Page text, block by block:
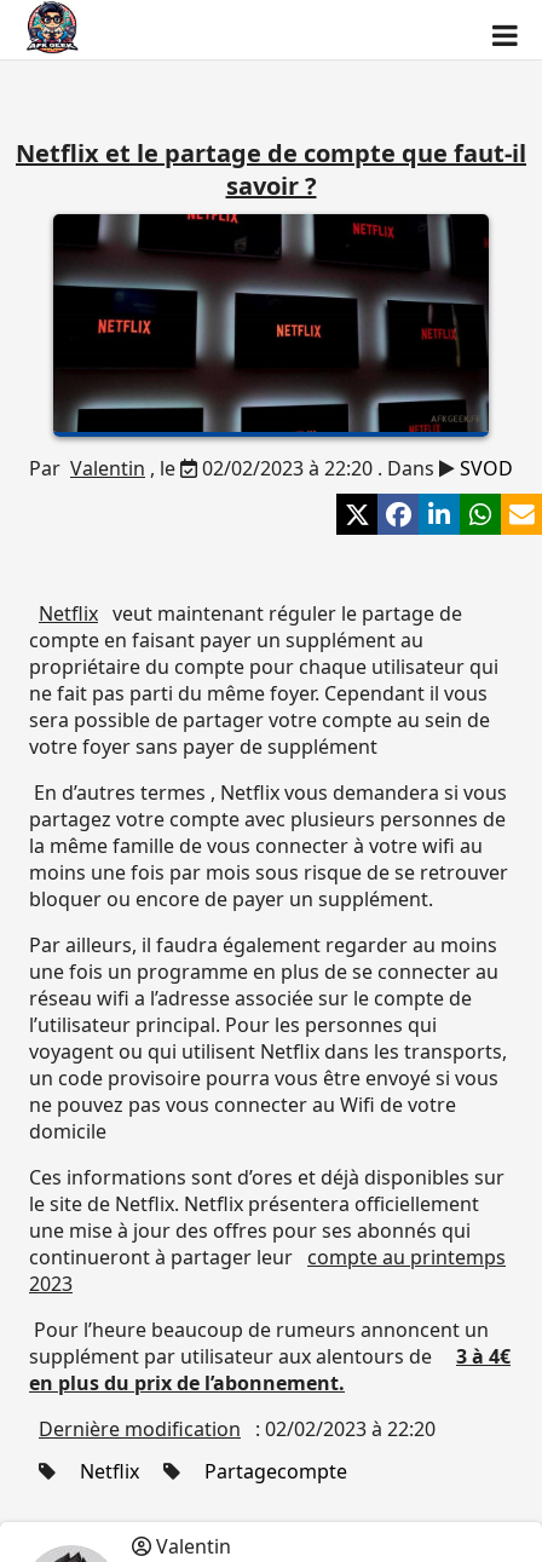
Netflix et le partage de compte que faut-il
savoir ?
Par Valentin , le 02/02/2023 à 22:20 . Dans SVOD
Netflix veut maintenant réguler le partage de
compte en faisant payer un supplément au
propriétaire du compte pour chaque utilisateur qui
ne fait pas parti du même foyer. Cependant il vous
sera possible de partager votre compte au sein de
votre foyer sans payer de supplément
En d’autres termes , Netflix vous demandera si vous
partagez votre compte avec plusieurs personnes de
la même famille de vous connecter à votre wifi au
moins une fois par mois sous risque de se retrouver
bloquer ou encore de payer un supplément.
Par ailleurs, il faudra également regarder au moins
une fois un programme en plus de se connecter au
réseau wifi a l’adresse associée sur le compte de
l’utilisateur principal. Pour les personnes qui
voyagent ou qui utilisent Netflix dans les transports,
un code provisoire pourra vous être envoyé si vous
ne pouvez pas vous connecter au Wifi de votre
domicile
Ces informations sont d’ores et déjà disponibles sur
le site de Netflix. Netflix présentera officiellement
une mise à jour des offres pour ses abonnés qui
continueront à partager leur compte au printemps
2023
Pour l’heure beaucoup de rumeurs annoncent un
supplément par utilisateur aux alentours de
3 à 4€
en plus du prix de l’abonnement.
Dernière modification
: 02/02/2023 à 22:20
Netflix
Partagecompte
Valentin